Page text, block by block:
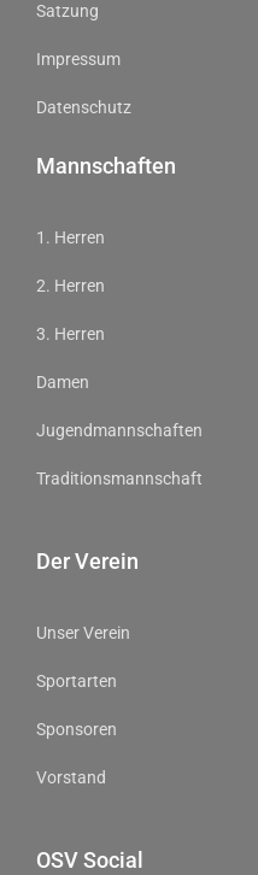
Satzung
Impressum
Datenschutz
Mannschaften
1. Herren
2. Herren
3. Herren
Damen
Jugendmannschaften
Traditionsmannschaft
Der Verein
Unser Verein
Sportarten
Sponsoren
Vorstand
OSV Social